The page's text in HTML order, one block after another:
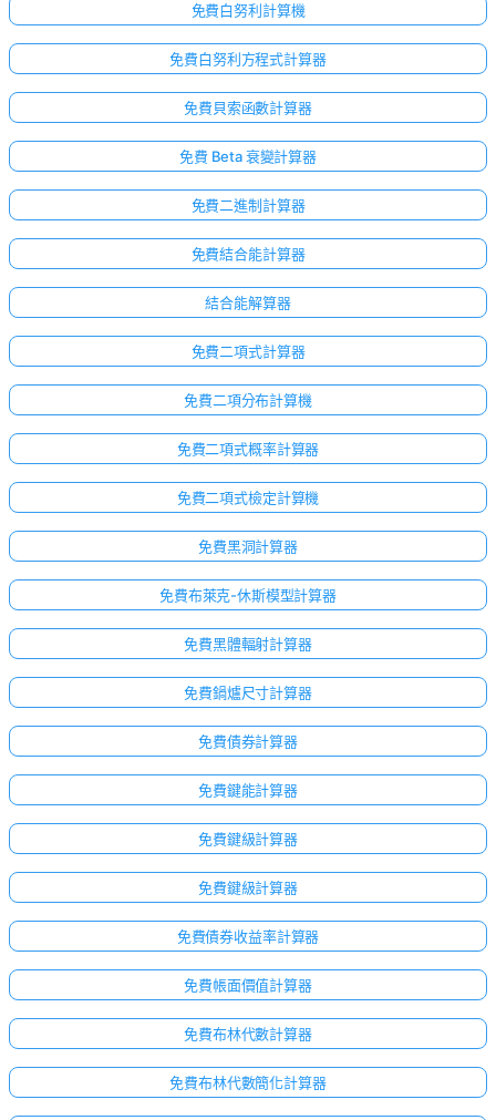
尚
免費白努利計算機
免費白努利方程式計算器
免費貝索函數計算器
免費 Beta 衰變計算器
免費二進制計算器
免費結合能計算器
結合能解算器
免費二項式計算器
免費二項分布計算機
免費二項式概率計算器
免費二項式檢定計算機
免費黑洞計算器
免費布萊克-休斯模型計算器
免費黑體輻射計算器
免費鍋爐尺寸計算器
免費債券計算器
免費鍵能計算器
免費鍵級計算器
免費鍵級計算器
免費債券收益率計算器
免費帳面價值計算器
免費布林代數計算器
免費布林代數簡化計算器